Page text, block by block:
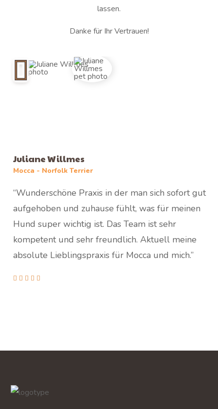
lassen.
Danke für Ihr Vertrauen!
Juliane Willmes
Mocca - Norfolk Terrier
“Wunderschöne Praxis in der man sich sofort gut
aufgehoben und zuhause fühlt, was für meinen
Hund super wichtig ist. Das Team ist sehr
kompetent und sehr freundlich. Aktuell meine
absolute Lieblingspraxis für Mocca und mich.”